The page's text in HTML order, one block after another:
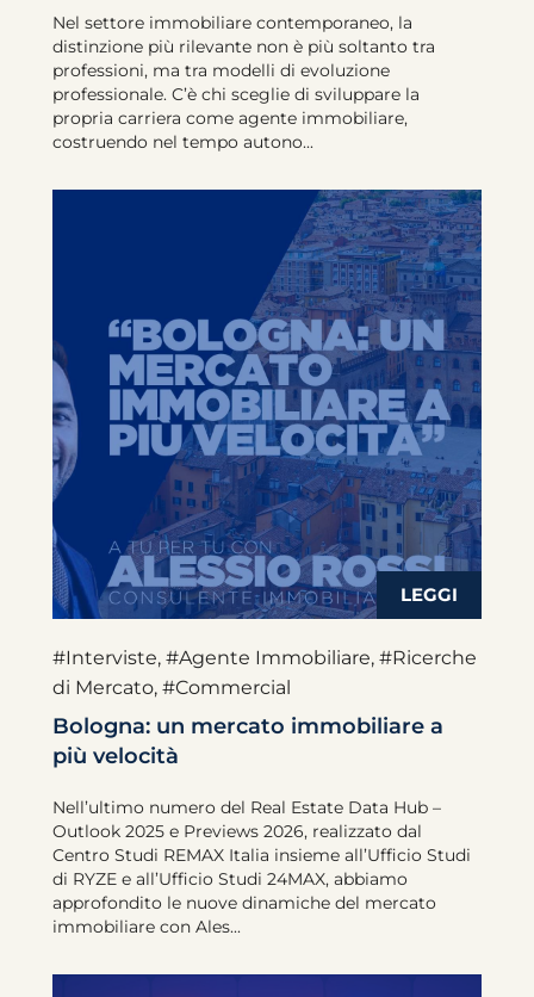
Nel settore immobiliare contemporaneo, la
distinzione più rilevante non è più soltanto tra
professioni, ma tra modelli di evoluzione
professionale. C’è chi sceglie di sviluppare la
propria carriera come agente immobiliare,
costruendo nel tempo autono...
#Interviste, #Agente Immobiliare, #Ricerche
di Mercato, #Commercial
Bologna: un mercato immobiliare a
più velocità
Nell’ultimo numero del Real Estate Data Hub –
Outlook 2025 e Previews 2026, realizzato dal
Centro Studi REMAX Italia insieme all’Ufficio Studi
di RYZE e all’Ufficio Studi 24MAX, abbiamo
approfondito le nuove dinamiche del mercato
immobiliare con Ales...